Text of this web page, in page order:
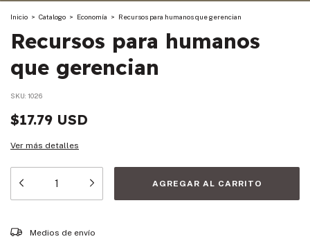
Inicio > Catalogo > Economía > Recursos para humanos que gerencian
Recursos para humanos
que gerencian
SKU: 1026
$17.79 USD
Ver más detalles
Entregas para el CP:
Medios de envío